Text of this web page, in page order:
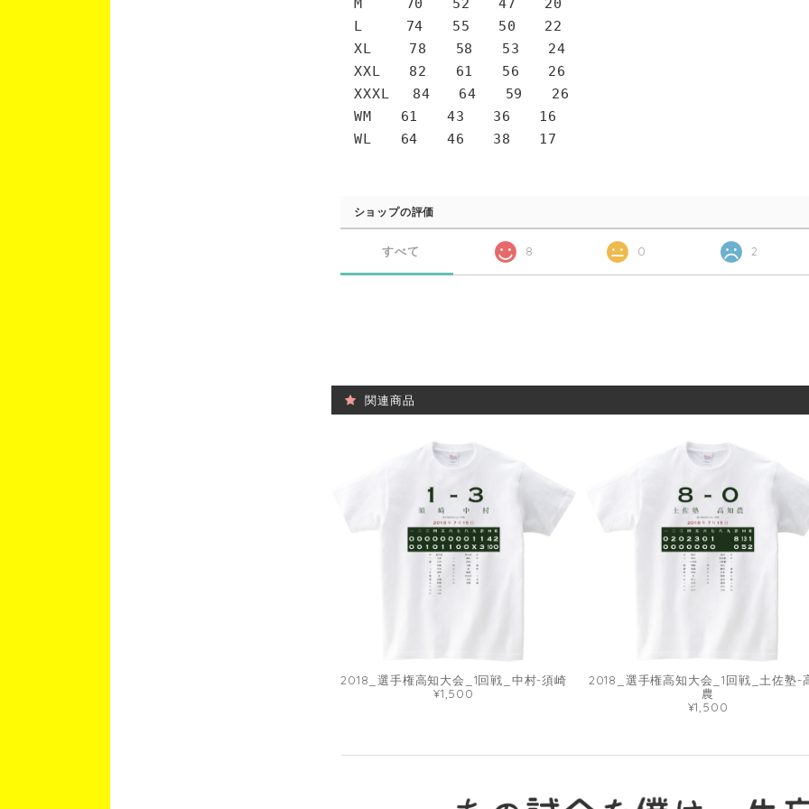
L 74 55 50 22
XL 78 58 53 24
XXL 82 61 56 26
XXXL 84 64 59 26
WM 61 43 36 16
WL 64 46 38 17
ショップの評価
すべて 8 0 2
関連商品
2018_選手権高知大会_1回戦_中村-須崎
¥1,500
2018_選手権高知大会_1回戦_土佐塾-
農
¥1,500